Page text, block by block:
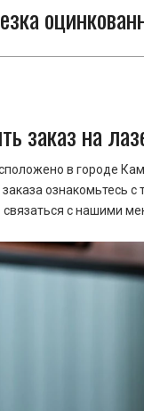
заказ на
в городе
ознакомьтесь с
с нашими